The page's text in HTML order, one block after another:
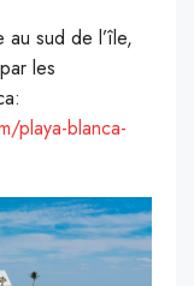
au sud de l’île,
les
playa-blanca-